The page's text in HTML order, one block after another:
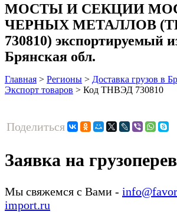
МОСТЫ И СЕКЦИИ
ЧЕРНЫХ МЕТАЛЛОВ
730810) экспортируемый
Брянская обл.
Главная > Регионы > Доставка грузов в
Экспорт товаров > Код ТНВЭД 730810
Поделиться
Заявка на
Мы свяжемся с Вами -
import.ru